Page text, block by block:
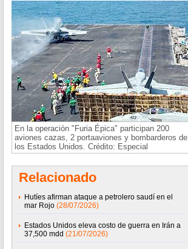
En la operación "Furia Épica" participan 200
aviones cazas, 2 portaaviones y bombarderos de
los Estados Unidos. Crédito: Especial
Relacionado
Hutíes afirman ataque a petrolero saudí en el
mar Rojo (28/07/2026)
Estados Unidos eleva costo de guerra en Irán a
37,500 mdd (21/07/2026)